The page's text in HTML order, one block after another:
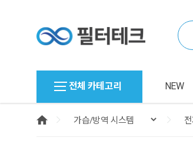
전체 카테고리 NEW